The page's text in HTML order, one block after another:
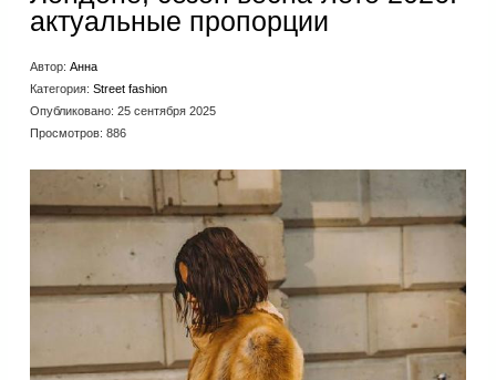
актуальные пропорции
Автор: Анна
Категория: Street fashion
Опубликовано: 25 сентября 2025
Просмотров: 886